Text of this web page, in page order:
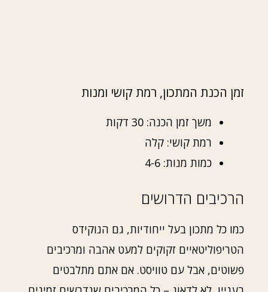
זמן הכנת המתכון, רמת קושי ומנות
משך זמן הכנה: 30 דקות
רמת קושי: קלה
כמות מנות: 4-6
הרכיבים הדרושים
כמו כל מתכון בעל ייחודיות, גם הנוקידס
הטריפוליטאיים זקוקים למעט אהבה ומרכיבים
פשוטים, אבל עם טוויסט. אם אתם מתלבטים